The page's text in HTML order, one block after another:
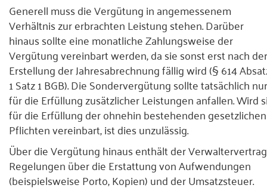
Generell muss die Vergütung in angemessenem
Verhältnis zur erbrachten Leistung stehen. Darüber
hinaus sollte eine monatliche Zahlungsweise der
Vergütung vereinbart werden, da sie sonst erst nach der
Erstellung der Jahresabrechnung fällig wird (§ 614
1 Satz 1 BGB). Die Sondervergütung sollte tatsächlich nur
für die Erfüllung zusätzlicher Leistungen anfallen. Wird
für die Erfüllung der ohnehin bestehenden gesetzlichen
Pflichten vereinbart, ist dies unzulässig.
Über die Vergütung hinaus enthält der Verwaltervertrag
Regelungen über die Erstattung von Aufwendungen
(beispielsweise Porto, Kopien) und der Umsatzsteuer.